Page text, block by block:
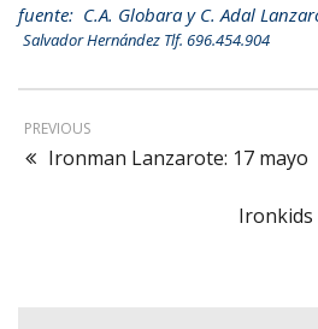
fuente: C.A. Globara y C. Adal
Salvador Hernández Tlf. 696.454.904
PREVIOUS
Ironman Lanzarote: 17 mayo
Ironkids